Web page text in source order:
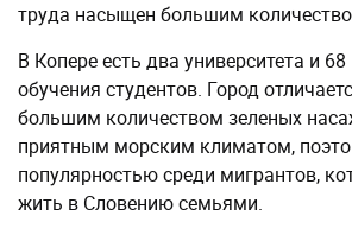
труда насыщен большим
В Копере есть два университета и
обучения студентов. Город
большим количеством зеленых
приятным морским климатом,
популярностью среди мигрантов,
жить в Словению семьями.